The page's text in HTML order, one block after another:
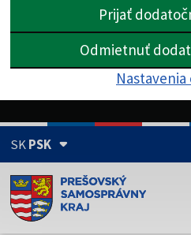
Prijať
Odmietnuť
SKPSK
Doména psk.sk je oficiálna
Toto je oficiálna webová stránka